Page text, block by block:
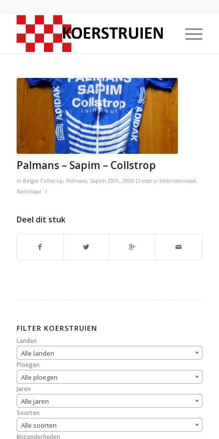
Palmans – Sapim – Collstrop
in België Collstrop, Palmans, Sapim 2005, 2006 Crosstrui Internationaal,
Nationaal
/
Deel dit stuk
FILTER KOERSTRUIEN
Landen
Alle landen
Ploegen
Alle ploegen
Jaren
Alle jaren
Soorten
Alle soorten
Bijzonderheden